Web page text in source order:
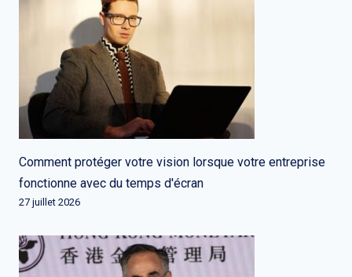
Comment protéger votre vision lorsque votre entreprise
fonctionne avec du temps d'écran
27 juillet 2026